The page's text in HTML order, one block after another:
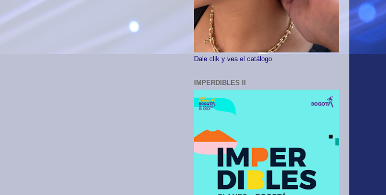
Dale clik y vea el catálogo
IMPERDIBLES II